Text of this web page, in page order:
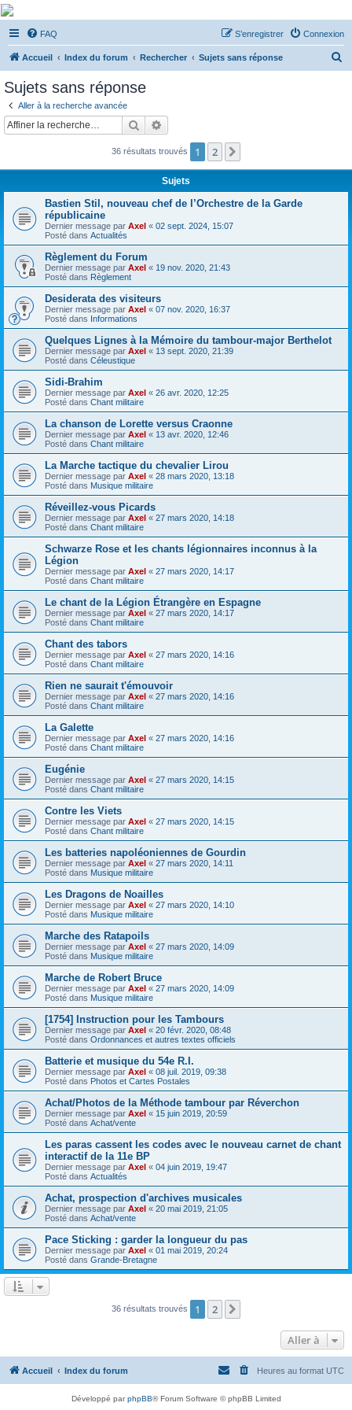
De Musicae Militari -
Forums
Forums de discussions
FAQ Connexion
S’enregistrer
Accueil Index du forum Rechercher Sujets sans réponse
c
Sujets sans réponse
Aller à la recherche avancée
Rechercher
36 résultats trouvés 1 2
Sujets
Bastien Stil, nouveau chef de l’Orchestre de la Garde
républicaine
Dernier message par Axel « 02 sept. 2024, 15:07
Posté dans Actualités
Règlement du Forum
Dernier message par Axel « 19 nov. 2020, 21:43
Posté dans Règlement
Desiderata des visiteurs
Dernier message par Axel « 07 nov. 2020, 16:37
Posté dans Informations
Quelques Lignes à la Mémoire du tambour-major Berthelot
Dernier message par Axel « 13 sept. 2020, 21:39
Posté dans Céleustique
Sidi-Brahim
Dernier message par Axel « 26 avr. 2020, 12:25
Posté dans Chant militaire
La chanson de Lorette versus Craonne
Dernier message par Axel « 13 avr. 2020, 12:46
Posté dans Chant militaire
La Marche tactique du chevalier Lirou
Dernier message par Axel « 28 mars 2020, 13:18
Posté dans Musique militaire
Réveillez-vous Picards
Dernier message par Axel « 27 mars 2020, 14:18
Posté dans Chant militaire
Schwarze Rose et les chants légionnaires inconnus à la
Légion
Dernier message par Axel « 27 mars 2020, 14:17
Posté dans Chant militaire
Le chant de la Légion Étrangère en Espagne
Dernier message par Axel « 27 mars 2020, 14:17
Posté dans Chant militaire
Chant des tabors
Dernier message par Axel « 27 mars 2020, 14:16
Posté dans Chant militaire
Rien ne saurait t'émouvoir
Dernier message par Axel « 27 mars 2020, 14:16
Posté dans Chant militaire
La Galette
Dernier message par Axel « 27 mars 2020, 14:16
Posté dans Chant militaire
Eugénie
Dernier message par Axel « 27 mars 2020, 14:15
Posté dans Chant militaire
Contre les Viets
Dernier message par Axel « 27 mars 2020, 14:15
Posté dans Chant militaire
Les batteries napoléoniennes de Gourdin
Dernier message par Axel « 27 mars 2020, 14:11
Posté dans Musique militaire
Les Dragons de Noailles
Dernier message par Axel « 27 mars 2020, 14:10
Posté dans Musique militaire
Marche des Ratapoils
Dernier message par Axel « 27 mars 2020, 14:09
Posté dans Musique militaire
Marche de Robert Bruce
Dernier message par Axel « 27 mars 2020, 14:09
Posté dans Musique militaire
[1754] Instruction pour les Tambours
Dernier message par Axel « 20 févr. 2020, 08:48
Posté dans Ordonnances et autres textes officiels
Batterie et musique du 54e R.I.
Dernier message par Axel « 08 juil. 2019, 09:38
Posté dans Photos et Cartes Postales
Achat/Photos de la Méthode tambour par Réverchon
Dernier message par Axel « 15 juin 2019, 20:59
Posté dans Achat/vente
Les paras cassent les codes avec le nouveau carnet de chant
interactif de la 11e BP
Dernier message par Axel « 04 juin 2019, 19:47
Posté dans Actualités
Achat, prospection d'archives musicales
Dernier message par Axel « 20 mai 2019, 21:05
Posté dans Achat/vente
Pace Sticking : garder la longueur du pas
Dernier message par Axel « 01 mai 2019, 20:24
Posté dans Grande-Bretagne
36 résultats trouvés 1 2
Aller à
Accueil Index du forum Heures au format UTC
Développé parphpBB® Forum Software © phpBB Limited